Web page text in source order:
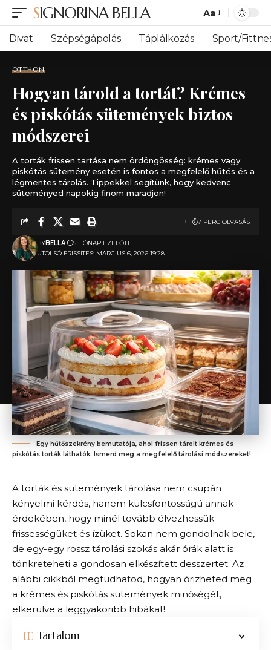
SIGNORINA BELLA
Font
Resizer
Aa
Divat Szépségápolás Táplálkozás Sport/
OTTHON
Hogyan tárold a tortát? Krémes
és piskótás sütemények biztos
módszerei
A torták frissen tartása nem ördöngösség: krémes vagy
piskótás sütemény esetén is fontos a megfelelő hűtés és a
légmentes tárolás. Tippekkel segítünk, hogy kedvenc
süteményed napokig finom maradjon!
UTOLSÓ FRISSÍTÉS: MÁRCIUS 6, 2026 19:28
BYBELLA 5 HÓNAP EZELŐTT
7 PERC OLVASÁS
Egy hűtőszekrény bemutatója, ahol frissen tárolt krémes és
piskótás torták láthatók. Ismerd meg a megfelelő tárolási módszereket!
A torták és sütemények tárolása nem csupán
kényelmi kérdés, hanem kulcsfontosságú annak
érdekében, hogy minél tovább élvezhessük
frissességüket és ízüket. Sokan nem gondolnak bele,
de egy-egy rossz tárolási szokás akár órák alatt is
tönkreteheti a gondosan elkészített desszertet. Az
alábbi cikkből megtudhatod, hogyan őrizheted meg
a krémes és piskótás sütemények minőségét,
elkerülve a leggyakoribb hibákat!
Tartalom